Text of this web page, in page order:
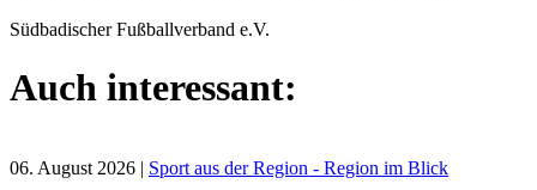
Südbadischer Fußballverband e.V.
Auch interessant:
06. August 2026 | Sport aus der Region - Region im Blick